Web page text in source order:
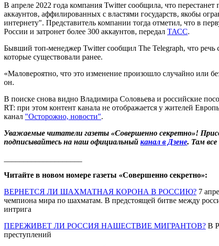
В апреле 2022 года компания Twitter сообщила, что перестанет
аккаунтов, аффилированных с властями государств, якобы
интернету". Представитель компании тогда отметил, что в
России и затронет более 300 аккаунтов, передал ТАСС.
Бывший топ-менеджер Twitter сообщил The Telegraph, что речь
которые существовали ранее.
«Маловероятно, что это изменение произошло случайно или
он.
В поиске снова видно Владимира Соловьева и российские
RT: при этом контент канала не отображается у жителей
канал "Осторожно, новости".
Уважаемые читатели газеты «Совершенно секретно»!
подписывайтесь на наш официальный канал в Дзене. Там
Читайте в новом номере газеты «Совершенно секретно»:
ВЕРНЕТСЯ ЛИ ШАХМАТНАЯ КОРОНА В РОССИЮ? 7
чемпиона мира по шахматам. В предстоящей битве между
интрига
ПЕРЕЖИВЕТ ЛИ РОССИЯ НАШЕСТВИЕ МИГРАНТОВ? В
преступлений